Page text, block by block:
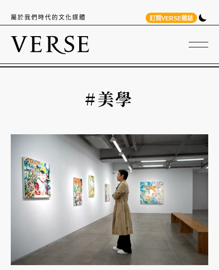
屬於我們時代的文化媒體 訂閱VERSE雜誌
#美學